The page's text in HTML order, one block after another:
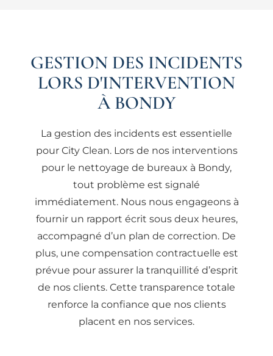
GESTION DES INCIDENTS
LORS D'INTERVENTION
À BONDY
La gestion des incidents est essentielle
pour City Clean. Lors de nos interventions
pour le nettoyage de bureaux à Bondy,
tout problème est signalé
immédiatement. Nous nous engageons à
fournir un rapport écrit sous deux heures,
accompagné d’un plan de correction. De
plus, une compensation contractuelle est
prévue pour assurer la tranquillité d’esprit
de nos clients. Cette transparence totale
renforce la confiance que nos clients
placent en nos services.